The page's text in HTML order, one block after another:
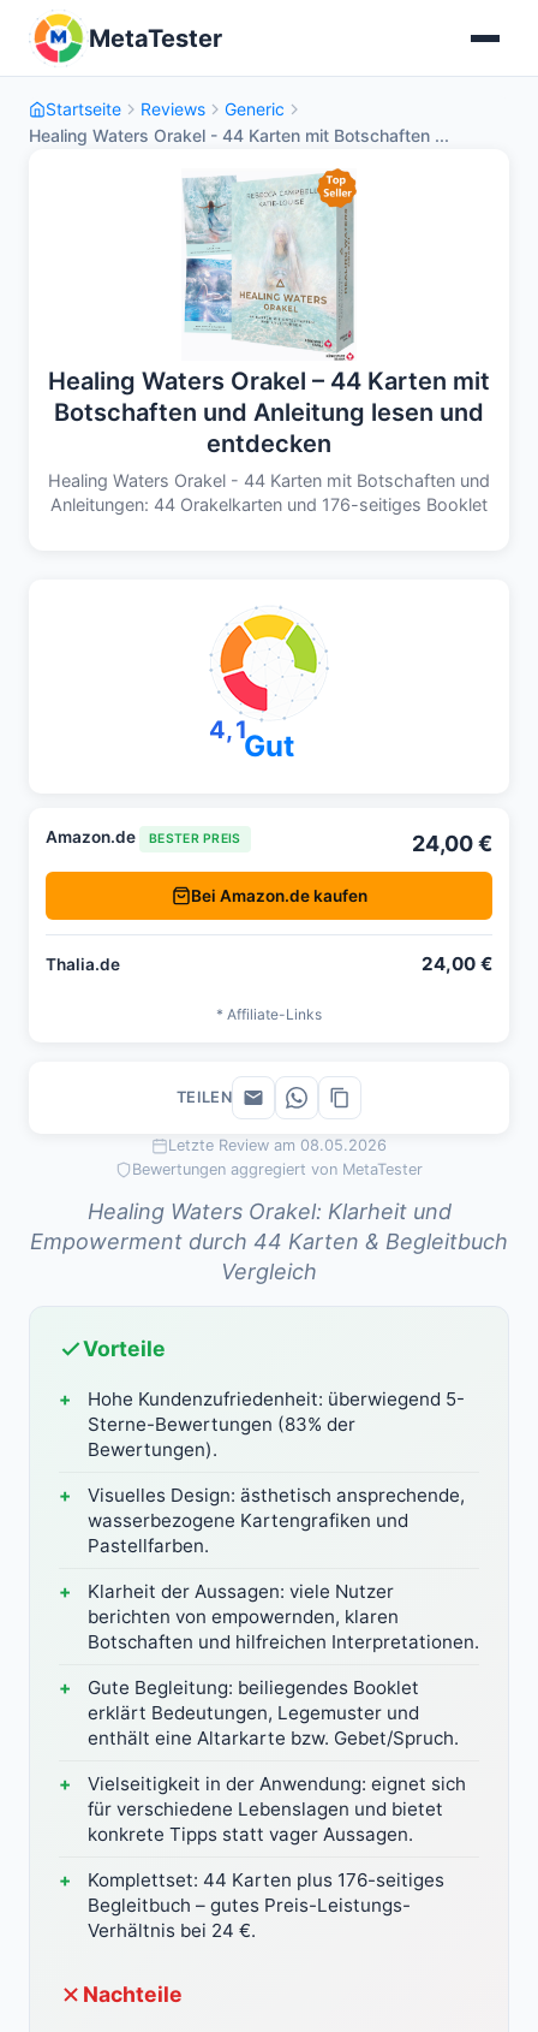
MetaTester
Startseite Reviews
Generic
Healing Waters Orakel - 44 Karten mit Botschaften ...
Healing Waters Orakel – 44 Karten mit
Botschaften und Anleitung lesen und
entdecken
Healing Waters Orakel - 44 Karten mit Botschaften und
Anleitungen: 44 Orakelkarten und 176-seitiges Booklet
Letzte Review am 08.05.2026
Bewertungen aggregiert von MetaTester
Healing Waters Orakel: Klarheit und
Empowerment durch 44 Karten & Begleitbuch
Vergleich
Vorteile
Hohe Kundenzufriedenheit: überwiegend 5-
Sterne-Bewertungen (83% der
Bewertungen).
Visuelles Design: ästhetisch ansprechende,
wasserbezogene Kartengrafiken und
Pastellfarben.
Klarheit der Aussagen: viele Nutzer
berichten von empowernden, klaren
Botschaften und hilfreichen Interpretationen.
Gute Begleitung: beiliegendes Booklet
erklärt Bedeutungen, Legemuster und
enthält eine Altarkarte bzw. Gebet/Spruch.
Vielseitigkeit in der Anwendung: eignet sich
für verschiedene Lebenslagen und bietet
konkrete Tipps statt vager Aussagen.
Komplettset: 44 Karten plus 176-seitiges
Begleitbuch – gutes Preis-Leistungs-
Verhältnis bei 24 €.
Nachteile
4,1Gut
Amazon.de BESTER PREIS 24,00 €
Bei Amazon.de kaufen
Thalia.de 24,00 €
* Affiliate-Links
TEILEN